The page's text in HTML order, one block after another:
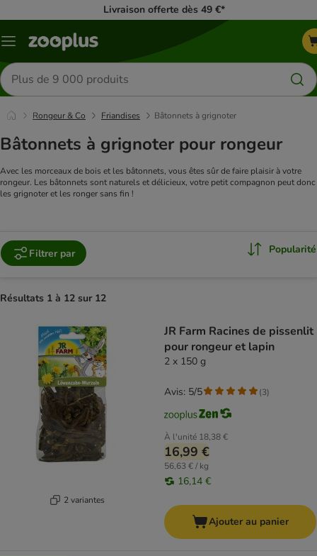
Livraison offerte dès 49 €*
Menu
Rechercher
des
produits
Rongeur & Co Friandises Bâtonnets à grignoter
Bâtonnets à grignoter pour rongeur
Avec les morceaux de bois et les bâtonnets, vous êtes sûr de faire plaisir à votre
rongeur. Les bâtonnets sont naturels et délicieux, votre petit compagnon peut donc
les grignoter et les ronger sans fin !
Filtrer par Popularité
Résultats 1 à 12 sur 12
2 variantes
JR Farm Racines de pissenlit
pour rongeur et lapin
2 x 150 g
À l'unité 18,38 €
16,99 €
56,63 € / kg
16,14 €
Avis: 5/5 (3)
Ajouter au panier